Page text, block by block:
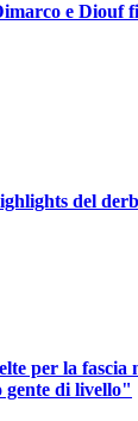
e Diouf
del
per la fascia
gente di livello"